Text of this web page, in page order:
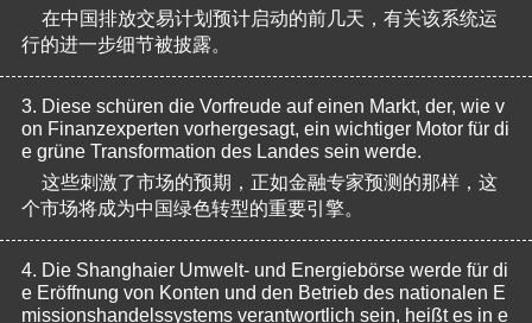
在中国排放交易计划预计启动的前几天，有关该系统运
行的进一步细节被披露。
3. Diese schüren die Vorfreude auf einen Markt, der, wie v
on Finanzexperten vorhergesagt, ein wichtiger Motor für di
e grüne Transformation des Landes sein werde.
这些刺激了市场的预期，正如金融专家预测的那样，这
个市场将成为中国绿色转型的重要引擎。
4. Die Shanghaier Umwelt- und Energiebörse werde für di
e Eröffnung von Konten und den Betrieb des nationalen E
missionshandelssystems verantwortlich sein, heißt es in e